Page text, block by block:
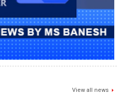
View all news